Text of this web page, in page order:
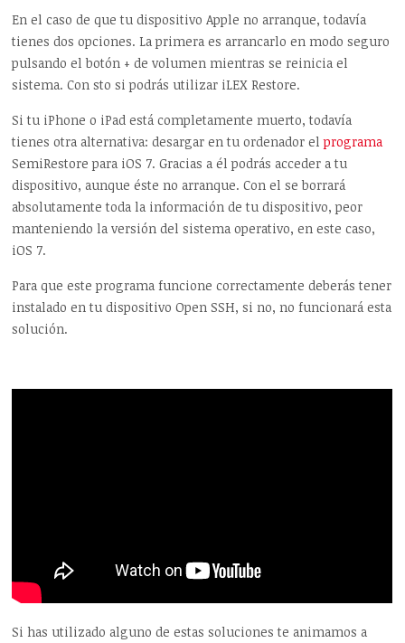
En el caso de que tu dispositivo Apple no arranque, todavía
tienes dos opciones. La primera es arrancarlo en modo seguro
pulsando el botón + de volumen mientras se reinicia el
sistema. Con sto si podrás utilizar iLEX Restore.
Si tu iPhone o iPad está completamente muerto, todavía
tienes otra alternativa: desargar en tu ordenador elprograma
SemiRestore para iOS 7. Gracias a él podrás acceder a tu
dispositivo, aunque éste no arranque. Con el se borrará
absolutamente toda la información de tu dispositivo, peor
manteniendo la versión del sistema operativo, en este caso,
iOS 7.
Para que este programa funcione correctamente deberás tener
instalado en tu dispositivo Open SSH, si no, no funcionará esta
solución.
Si has utilizado alguno de estas soluciones te animamos a